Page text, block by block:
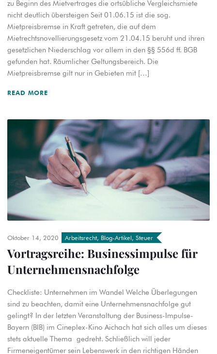
zu Beginn des Mietvertrages die ortsübliche Vergleichsmiete
nicht deutlich übersteigen Seit 01.06.15 ist die sog.
Mietpreisbremse in Kraft getreten, die auf dem
Mietrechtsnovellierungsgesetz vom 21.04.15 beruht und ihren
gesetzlichen Niederschlag vor allem in den §§ 556d ff. BGB
gefunden hat. Räumlicher Geltungsbereich. Die
Mietpreisbremse gilt nur in Gebieten mit […]
READ MORE
Oktober 14, 2020 Arbeitsrecht, Blog-Artikel, Steuer
Vortragsreihe: Businessimpulse für
Unternehmensnachfolge
Checkliste: Unternehmen im Wandel Welche Überlegungen
sind zu beachten, damit eine Unternehmensnachfolge gut
gelingt? In der letzten Veranstaltung der Business-Impulse-
Bayern (BIB) im Cineplex-Kino Aichach hat sich alles um dieses
stets aktuelle Thema gedreht. Schließlich will jeder
Firmeneigentümer sein Lebenswerk in den richtigen Händen